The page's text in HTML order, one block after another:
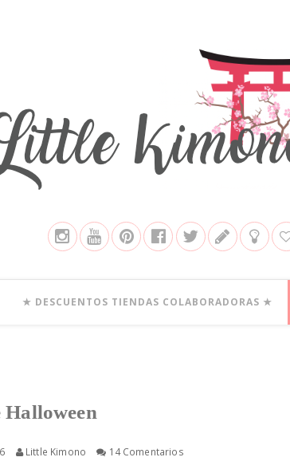
★ DESCUENTOS TIENDAS COLABORADORAS ★
Halloween
Little Kimono 14 Comentarios